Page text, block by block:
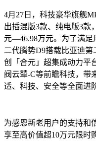
4月27日，科技豪华旗舰
出插混版3款、纯电版3款
元—46.98万元。为了满足
二代腾势D9搭载比亚迪
创「合元」超集成动力平
阀云辇-C等前瞻科技，带
适、科技、安全等全面进
为感恩新老用户的支持和
享至高价值超10万元限时